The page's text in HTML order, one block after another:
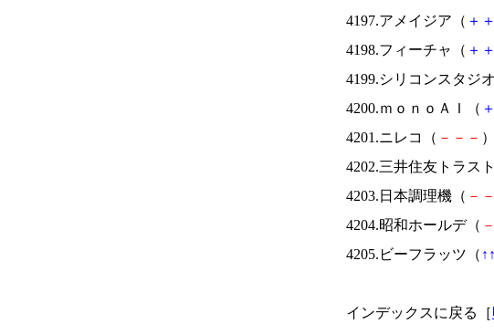
4197.アメイジア（ ＋ ＋
4198.フィーチャ（ ＋ ＋
4199.シリコンスタジ
4200.ｍｏｎｏＡＩ（ ＋
4201.ニレコ（ － － －
4202.三井住友トラス
4203.日本調理機（ － －
4204.昭和ホールデ（ －
4205.ビーフラッツ（ ↑ ↑
インデックスに戻る［